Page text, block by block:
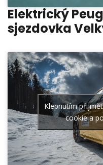
Elektrický
sjezdovka
Klepnutím
cookie a